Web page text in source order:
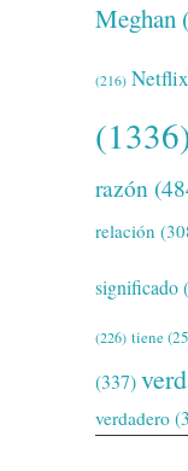
Meghan
(216) Netflix
razón
relación
significado
(226) tiene
(337)
verdadero